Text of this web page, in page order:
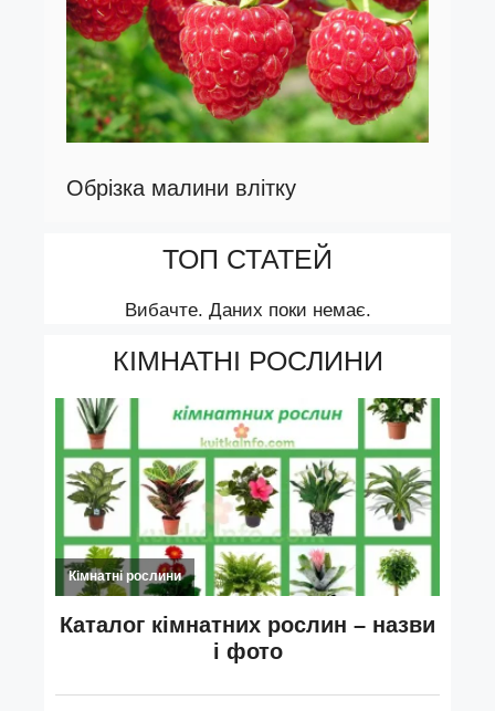
Обрізка малини влітку
ТОП СТАТЕЙ
Вибачте. Даних поки немає.
КІМНАТНІ РОСЛИНИ